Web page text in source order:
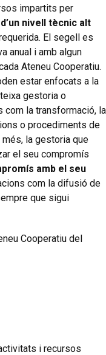
impartits per
nivell tècnic alt
El segell es
anual i amb algun
Ateneu Cooperatiu.
estar enfocats a la
gestoria o
com la transformació, la
o procediments de
la gestoria que
el seu compromís
amb el seu
com la difusió de
que sigui
Cooperatiu del
i recursos